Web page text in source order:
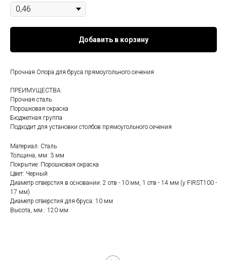
Добавить в корзину
Прочная Опора для бруса прямоугольного сечения
ПРЕИМУЩЕСТВА:
Прочная сталь
Порошковая окраска
Бюджетная группа
Подходит для установки столбов прямоугольного сечения
Материал: Сталь
Толщина, мм: 3 мм
Покрытие: Порошковая окраска
Цвет: Черный
Диаметр отверстия в основании: 2 отв - 10 мм, 1 отв - 14 мм (у FIRST100 -
17 мм)
Диаметр отверстия для бруса: 10 мм
Высота, мм.: 120 мм